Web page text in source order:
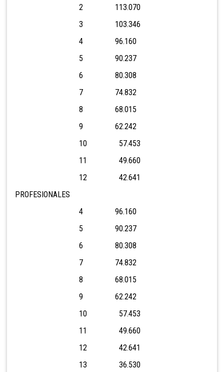
2 113.070
3 103.346
4 96.160
5 90.237
6 80.308
7 74.832
8 68.015
9 62.242
10 57.453
11 49.660
12 42.641
PROFESIONALES
4 96.160
5 90.237
6 80.308
7 74.832
8 68.015
9 62.242
10 57.453
11 49.660
12 42.641
13 36.530